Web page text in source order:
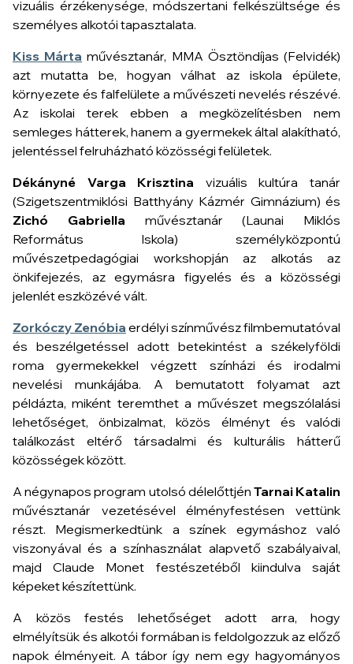
vizuális érzékenysége, módszertani felkészültsége és
személyes alkotói tapasztalata.
Kiss Márta művésztanár, MMA Ösztöndíjas (Felvidék)
azt mutatta be, hogyan válhat az iskola épülete,
környezete és falfelülete a művészeti nevelés részévé.
Az iskolai terek ebben a megközelítésben nem
semleges hátterek, hanem a gyermekek által alakítható,
jelentéssel felruházható közösségi felületek.
Dékányné Varga Krisztina vizuális kultúra tanár
(Szigetszentmiklósi Batthyány Kázmér Gimnázium) és
Zichó Gabriella művésztanár (Launai Miklós
Református Iskola) személyközpontú
művészetpedagógiai workshopján az alkotás az
önkifejezés, az egymásra figyelés és a közösségi
jelenlét eszközévé vált.
Zorkóczy Zenóbia erdélyi színművész filmbemutatóval
és beszélgetéssel adott betekintést a székelyföldi
roma gyermekekkel végzett színházi és irodalmi
nevelési munkájába. A bemutatott folyamat azt
példázta, miként teremthet a művészet megszólalási
lehetőséget, önbizalmat, közös élményt és valódi
találkozást eltérő társadalmi és kulturális hátterű
közösségek között.
A négynapos program utolsó délelőttjén Tarnai Katalin
művésztanár vezetésével élményfestésen vettünk
részt. Megismerkedtünk a színek egymáshoz való
viszonyával és a színhasználat alapvető szabályaival,
majd Claude Monet festészetéből kiindulva saját
képeket készítettünk.
A közös festés lehetőséget adott arra, hogy
elmélyítsük és alkotói formában is feldolgozzuk az előző
napok élményeit. A tábor így nem egy hagyományos